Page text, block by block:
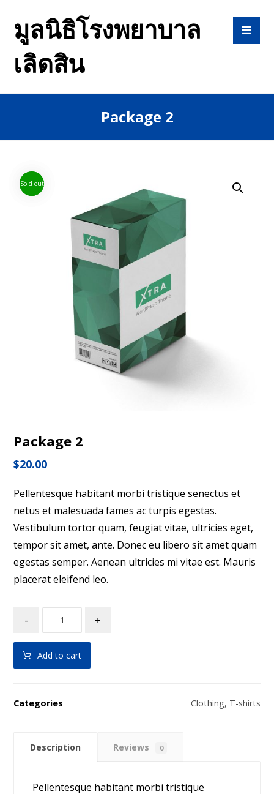
มูลนิธิโรงพยาบาล
เลิดสิน
Package 2
Sold out
Sold out
Package 2
$20.00
Pellentesque habitant morbi tristique senectus et
netus et malesuada fames ac turpis egestas.
Vestibulum tortor quam, feugiat vitae, ultricies eget,
tempor sit amet, ante. Donec eu libero sit amet quam
egestas semper. Aenean ultricies mi vitae est. Mauris
placerat eleifend leo.
- +
Add to cart
Categories Clothing, T-shirts
Description Reviews 0
Pellentesque habitant morbi tristique